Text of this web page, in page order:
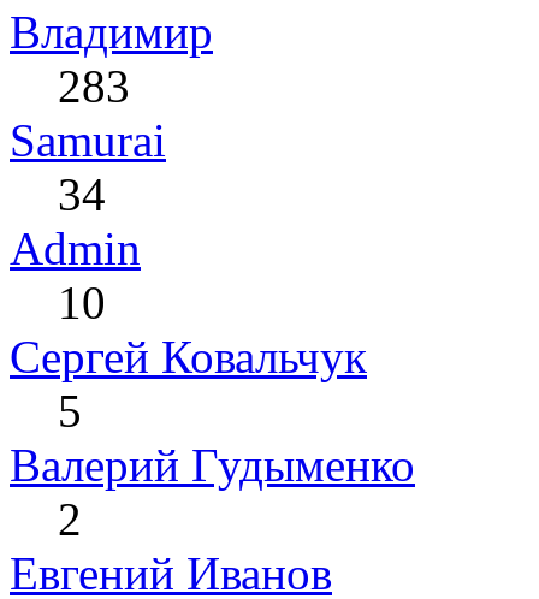
Влaдимир
283
Samurai
34
Admin
10
Сергей Ковальчук
5
Валерий Гудыменко
2
Евгений Иванов